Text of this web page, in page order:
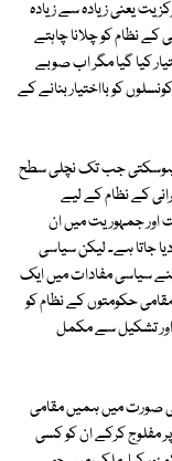
یعنی زیادہ سے زیادہ
نظام کو چلانا چاہتے
کیا گیا مگر اب صوبے
کو بااختیار بنانے کے
ہوسکتی جب تک نچلی سطح
کے نظام کے لیے
جمہوریت میں ان
جاتا ہے۔ لیکن سیاسی
سیاسی مفادات میں ایک
حکومتوں کے نظام کو
اور تشکیل سے مکمل
کی صورت میں ہمیں مقامی
مفلوج کرکے ان کو کسی